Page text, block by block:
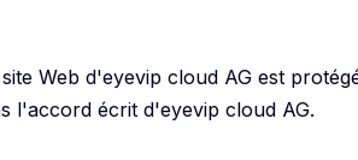
Web d'eyevip cloud AG est
l'accord écrit d'eyevip cloud AG.